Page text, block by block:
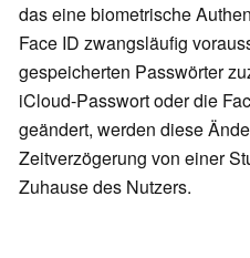
das eine biometrische
Face ID zwangsläufig
gespeicherten Passwörter
iCloud-Passwort oder die
geändert, werden diese
Zeitverzögerung von einer
Zuhause des Nutzers.